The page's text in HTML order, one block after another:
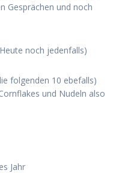
Gesprächen und noch
noch jedenfalls)
folgenden 10 ebefalls)
und Nudeln also
Jahr